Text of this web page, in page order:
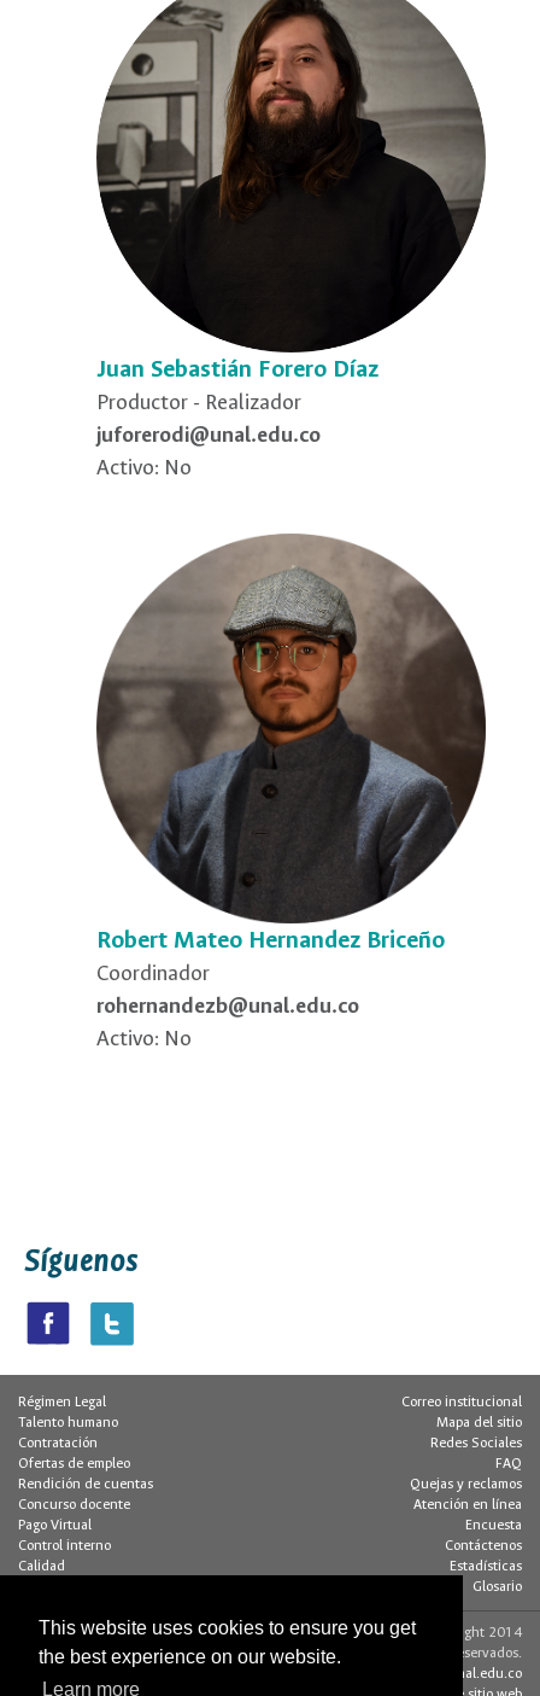
This website uses cookies to ensure you get
the best experience on our website.
Learn more
Juan Sebastián Forero Díaz
Productor - Realizador
juforerodi@unal.edu.co
Activo: No
Robert Mateo Hernandez Briceño
Coordinador
rohernandezb@unal.edu.co
Activo: No
Síguenos
Régimen Legal
Talento humano
Contratación
Ofertas de empleo
Rendición de cuentas
Concurso docente
Pago Virtual
Control interno
Calidad
Correo institucional
Mapa del sitio
Redes Sociales
FAQ
Quejas y reclamos
Atención en línea
Encuesta
Contáctenos
Estadísticas
Glosario
Contacto página web:
Dirección
© Copyright 2014
Algunos derechos reservados.
editorweb_fchbog@unal.edu.co